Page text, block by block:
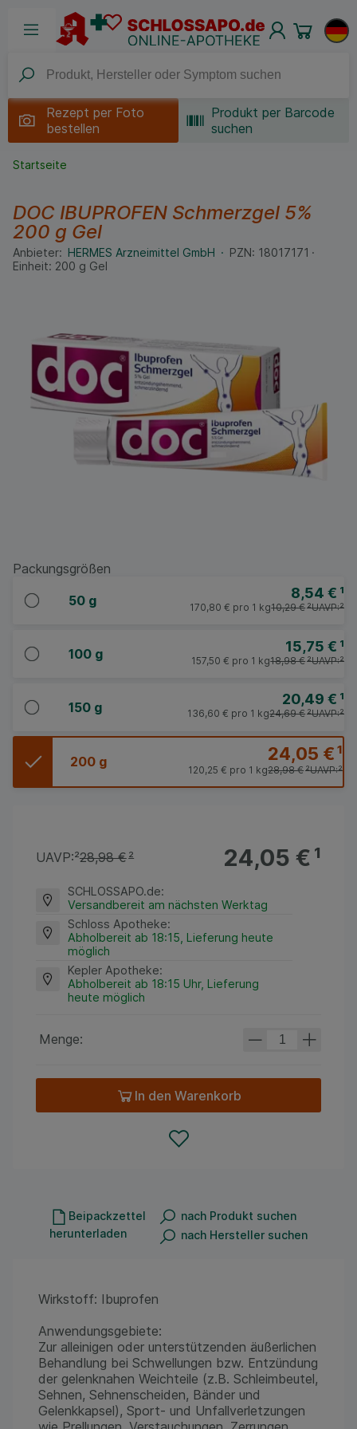
Rezept per Foto
bestellen
Produkt per Barcode
suchen
Startseite
DOC IBUPROFEN Schmerzgel 5%
200 g Gel
Anbieter: HERMES Arzneimittel GmbH PZN: 18017171
Einheit: 200 g Gel
Packungsgrößen
50 g 8,54 € ¹
UAVP:²
10,29 €²
170,80 € pro 1 kg
100 g 15,75 € ¹
UAVP:²
18,98 €²
157,50 € pro 1 kg
150 g 20,49 € ¹
UAVP:²
24,69 €²
136,60 € pro 1 kg
200 g 24,05 €¹
UAVP:²
28,98 €²
120,25 € pro 1 kg
24,05 €¹
UAVP:²28,98 €²
SCHLOSSAPO.de:
Versandbereit am nächsten Werktag
Schloss Apotheke:
Abholbereit ab 18:15, Lieferung heute
möglich
Kepler Apotheke:
Abholbereit ab 18:15 Uhr, Lieferung
heute möglich
Menge:
In den Warenkorb
Beipackzettel
herunterladen
nach Produkt suchen
nach Hersteller suchen
Wirkstoff: Ibuprofen
Anwendungsgebiete:
Zur alleinigen oder unterstützenden äußerlichen
Behandlung bei Schwellungen bzw. Entzündung
der gelenknahen Weichteile (z.B. Schleimbeutel,
Sehnen, Sehnenscheiden, Bänder und
Gelenkkapsel), Sport- und Unfallverletzungen